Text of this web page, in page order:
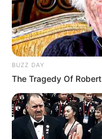
10 Desain
Tidur, Serasa
Kamar Raja
BUZZ DAY
The Tragedy Of